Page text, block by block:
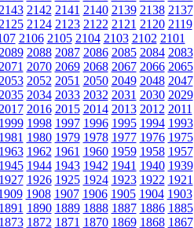
2143 2142 2141 2140 2139 2138 2137
2125 2124 2123 2122 2121 2120 2119
2106 2105 2104 2103 2102 2101
2089 2088 2087 2086 2085 2084 2083
2071 2070 2069 2068 2067 2066 2065
2053 2052 2051 2050 2049 2048 2047
2035 2034 2033 2032 2031 2030 2029
2017 2016 2015 2014 2013 2012 2011
1999 1998 1997 1996 1995 1994 1993
1981 1980 1979 1978 1977 1976 1975
1963 1962 1961 1960 1959 1958 1957
1945 1944 1943 1942 1941 1940 1939
1927 1926 1925 1924 1923 1922 1921
1908 1907 1906 1905 1904 1903
1891 1890 1889 1888 1887 1886 1885
1873 1872 1871 1870 1869 1868 1867